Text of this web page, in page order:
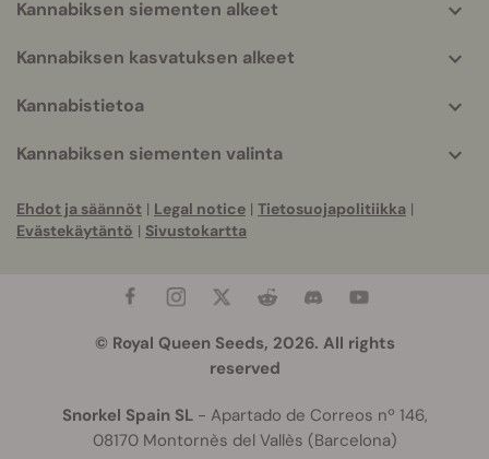
Kannabiksen siementen alkeet
Kannabiksen kasvatuksen alkeet
Kannabistietoa
Kannabiksen siementen valinta
Ehdot ja säännöt | Legal notice | Tietosuojapolitiikka |
Evästekäytäntö | Sivustokartta
© Royal Queen Seeds, 2026. All rights
reserved
Snorkel Spain SL- Apartado de Correos nº 146,
08170 Montornès del Vallès (Barcelona)